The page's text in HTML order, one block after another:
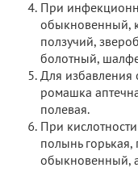
При
обыкновенный,
ползучий,
болотный,
Для избавления
ромашка
полевая.
При
полынь
обыкновенный,